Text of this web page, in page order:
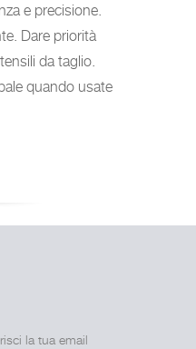
e precisione.
Dare priorità
da taglio.
quando usate